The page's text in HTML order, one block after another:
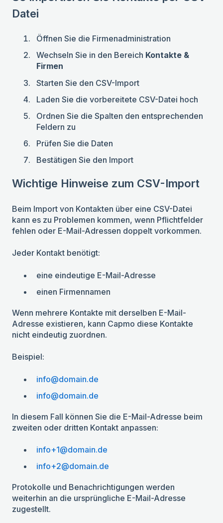
Datei
Öffnen Sie die Firmenadministration
Wechseln Sie in den Bereich Kontakte &
Firmen
Starten Sie den CSV-Import
Laden Sie die vorbereitete CSV-Datei hoch
Ordnen Sie die Spalten den entsprechenden
Feldern zu
Prüfen Sie die Daten
Bestätigen Sie den Import
Wichtige Hinweise zum CSV-Import
Beim Import von Kontakten über eine CSV-Datei
kann es zu Problemen kommen, wenn Pflichtfelder
fehlen oder E-Mail-Adressen doppelt vorkommen.
Jeder Kontakt benötigt:
eine eindeutige E-Mail-Adresse
einen Firmennamen
Wenn mehrere Kontakte mit derselben E-Mail-
Adresse existieren, kann Capmo diese Kontakte
nicht eindeutig zuordnen.
Beispiel:
info@domain.de
info@domain.de
In diesem Fall können Sie die E-Mail-Adresse beim
zweiten oder dritten Kontakt anpassen:
info+1@domain.de
info+2@domain.de
Protokolle und Benachrichtigungen werden
weiterhin an die ursprüngliche E-Mail-Adresse
zugestellt.